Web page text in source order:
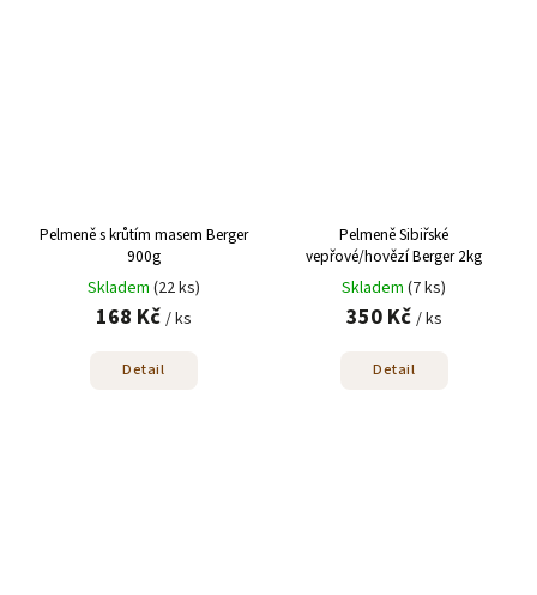
Pelmeně s krůtím masem Berger
900g
Skladem (22 ks)
168 Kč / ks
Detail
Pelmeně Sibiřské
vepřové/hovězí Berger 2kg
Skladem (7 ks)
350 Kč / ks
Detail